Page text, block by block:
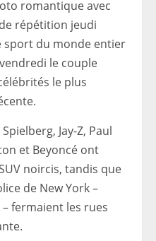
romantique avec
répétition jeudi
sport du monde entier
le couple
le plus
Jay-Z, Paul
et Beyoncé ont
noircis, tandis que
de New York –
fermaient les rues